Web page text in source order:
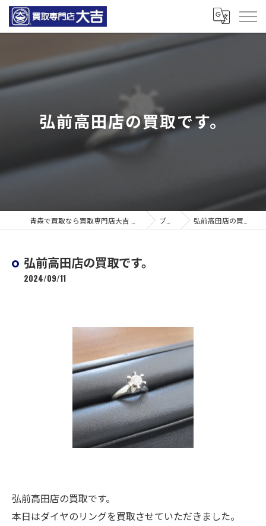
弘前高田店の買取です。
ブログ 弘前高田店の買取です。
弘前高田店の買取です。
2024/09/11
弘前高田店の買取です。
本日はダイヤのリングを買取させていただきました。